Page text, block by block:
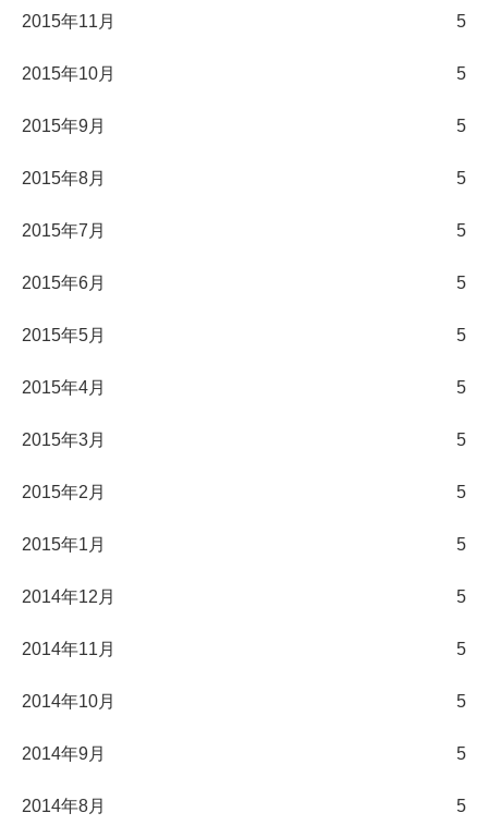
2015年11月 5
2015年10月 5
2015年9月 5
2015年8月 5
2015年7月 5
2015年6月 5
2015年5月 5
2015年4月 5
2015年3月 5
2015年2月 5
2015年1月 5
2014年12月 5
2014年11月 5
2014年10月 5
2014年9月 5
2014年8月 5